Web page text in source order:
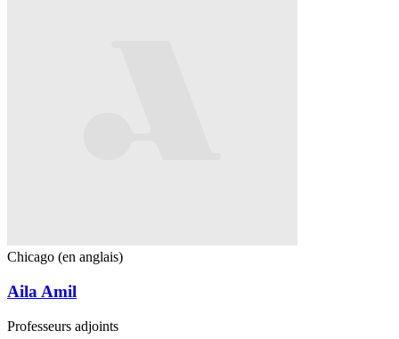
Chicago (en anglais)
Aila Amil
Professeurs adjoints